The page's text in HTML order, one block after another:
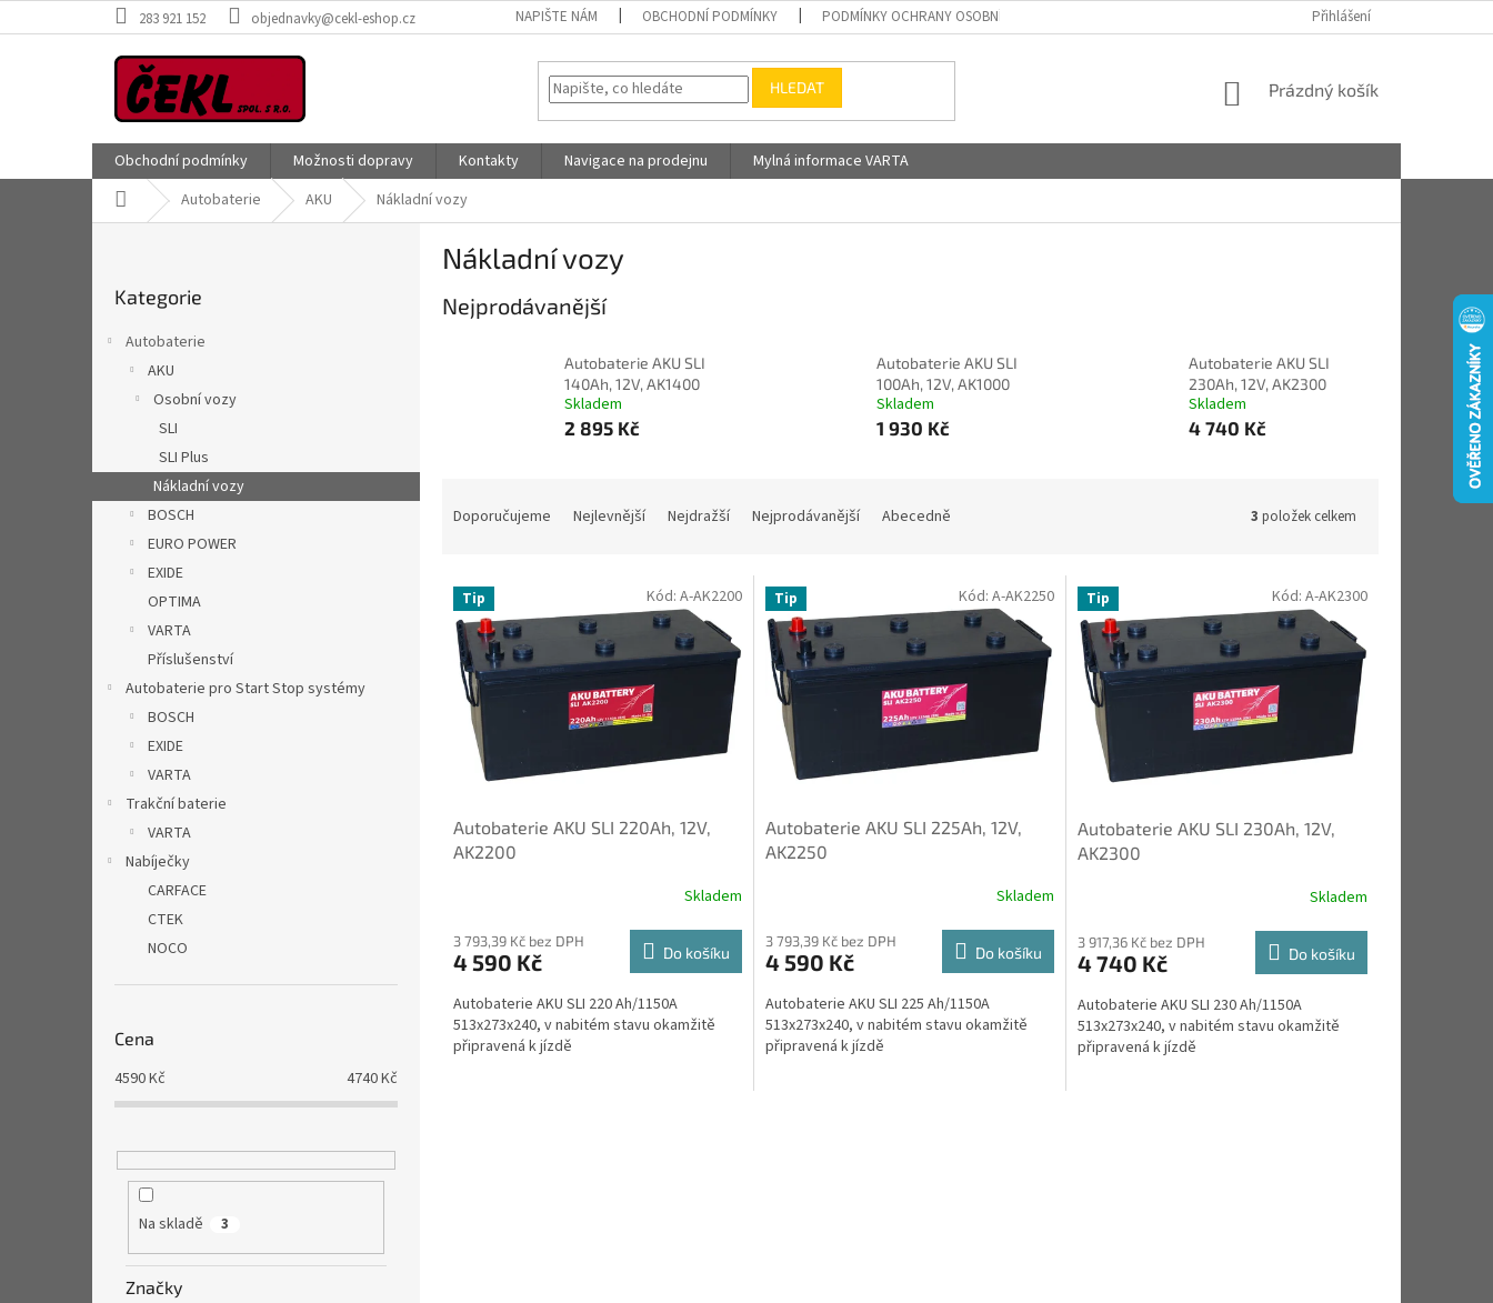
na
283 921 152 objednavky@cekl-eshop.cz NAPIŠTE NÁM OBCHODNÍ PODMÍNKY PODMÍNKY OCHRANY OSOBNÍCH ÚDAJŮ (GDPR) KDE NÁS NAJDETE
Přihlášení
HLEDAT
NÁKUPNÍ
Prázdný košík
Obchodní podmínky Možnosti dopravy Kontakty Navigace na prodejnu
Mylná informace VARTA
Domů Autobaterie AKU Nákladní vozy
a
n
kategorie
Kategorie
Autobaterie
AKU
Osobní vozy
SLI
SLI Plus
Nákladní vozy
BOSCH
EURO POWER
EXIDE
OPTIMA
VARTA
Příslušenství
Autobaterie pro Start Stop systémy
BOSCH
EXIDE
VARTA
Trakční baterie
VARTA
Nabíječky
CARFACE
CTEK
NOCO
Cena
4590Kč 4740Kč
Na skladě 3
Značky
Nákladní vozy
Nejprodávanější
Autobaterie AKU SLI
140Ah, 12V, AK1400
Skladem
2 895 Kč
Autobaterie AKU SLI
100Ah, 12V, AK1000
Skladem
1 930 Kč
Autobaterie AKU SLI
230Ah, 12V, AK2300
Skladem
4 740 Kč
n
Doporučujeme Nejlevnější Nejdražší Nejprodávanější Abecedně 3 položek celkem
V Tip
Autobaterie AKU SLI 220Ah, 12V,
AK2200
Skladem
3 793,39 Kč bez DPH
4 590 Kč Do košíku
Autobaterie AKU SLI 220 Ah/1150A
513x273x240, v nabitém stavu okamžitě
připravená k jízdě
Kód: A-AK2200 Tip
Autobaterie AKU SLI 225Ah, 12V,
AK2250
Skladem
3 793,39 Kč bez DPH
4 590 Kč Do košíku
Autobaterie AKU SLI 225 Ah/1150A
513x273x240, v nabitém stavu okamžitě
připravená k jízdě
Kód: A-AK2250 Tip
Autobaterie AKU SLI 230Ah, 12V,
AK2300
Skladem
3 917,36 Kč bez DPH
4 740 Kč Do košíku
Autobaterie AKU SLI 230 Ah/1150A
513x273x240, v nabitém stavu okamžitě
připravená k jízdě
Kód: A-AK2300